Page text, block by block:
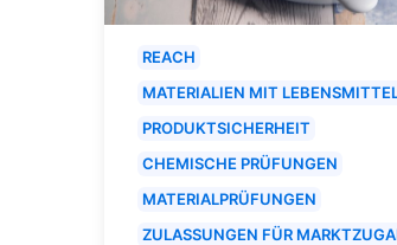
REACH
MATERIALIEN MIT
PRODUKTSICHERHEIT
CHEMISCHE PRÜFUNGEN
MATERIALPRÜFUNGEN
ZULASSUNGEN FÜR